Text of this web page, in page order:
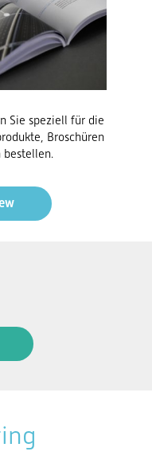
Sie speziell für die
Broschüren
bestellen.